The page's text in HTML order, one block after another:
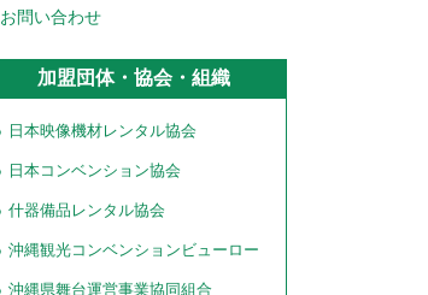
お問い合わせ
加盟団体・協会・組織
日本映像機材レンタル協会
日本コンベンション協会
什器備品レンタル協会
沖縄観光コンベンションビューロー
沖縄県舞台運営事業協同組合